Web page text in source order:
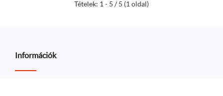
Tételek: 1 - 5 / 5 (1 oldal)
Információk